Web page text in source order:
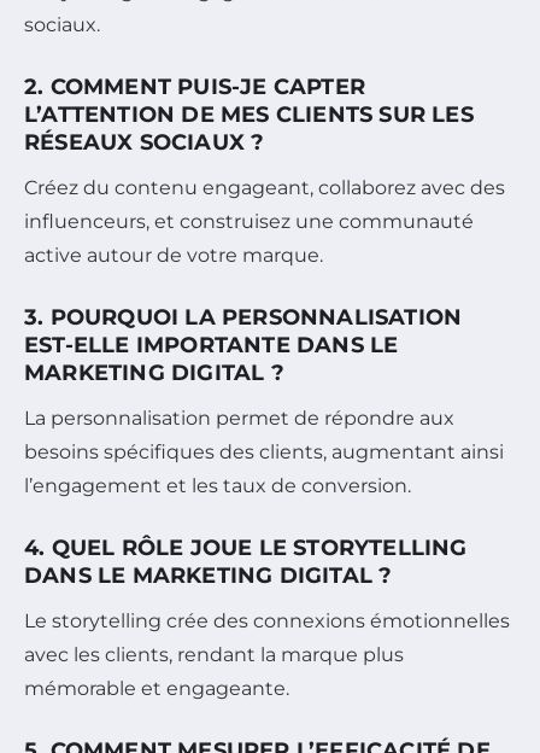
sociaux.
2. COMMENT PUIS-JE CAPTER
L’ATTENTION DE MES CLIENTS SUR LES
RÉSEAUX SOCIAUX ?
Créez du contenu engageant, collaborez avec des
influenceurs, et construisez une communauté
active autour de votre marque.
3. POURQUOI LA PERSONNALISATION
EST-ELLE IMPORTANTE DANS LE
MARKETING DIGITAL ?
La personnalisation permet de répondre aux
besoins spécifiques des clients, augmentant ainsi
l’engagement et les taux de conversion.
4. QUEL RÔLE JOUE LE STORYTELLING
DANS LE MARKETING DIGITAL ?
Le storytelling crée des connexions émotionnelles
avec les clients, rendant la marque plus
mémorable et engageante.